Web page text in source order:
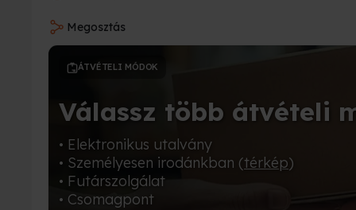
Megosztás
ÁTVÉTELI MÓDOK
Válassz több átvételi
• Elektronikus utalvány
• Személyesen irodánkban (térkép)
• Futárszolgálat
• Csomagpont